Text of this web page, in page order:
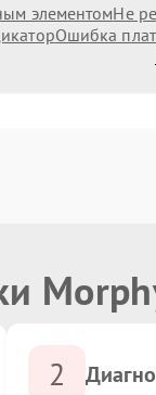
элементомНе
Ошибка
2